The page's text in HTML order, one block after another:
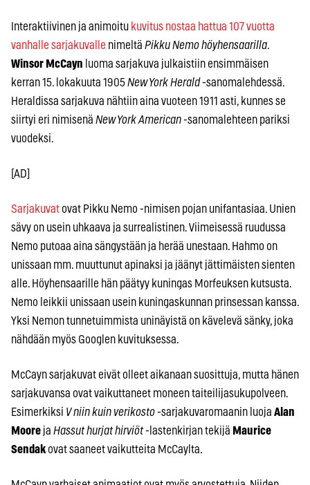
Interaktiivinen ja animoitu kuvitus nostaa hattua 107 vuotta
vanhalle sarjakuvalle nimeltä Pikku Nemo höyhensaarilla.
Winsor McCayn luoma sarjakuva julkaistiin ensimmäisen
kerran 15. lokakuuta 1905New York Herald-sanomalehdessä.
Heraldissa sarjakuva nähtiin aina vuoteen 1911 asti, kunnes se
siirtyi eri nimisenä New York American-sanomalehteen pariksi
vuodeksi.
[AD]
Sarjakuvat ovat Pikku Nemo -nimisen pojan unifantasiaa. Unien
sävy on usein uhkaava ja surrealistinen. Viimeisessä ruudussa
Nemo putoaa aina sängystään ja herää unestaan. Hahmo on
unissaan mm. muuttunut apinaksi ja jäänyt jättimäisten sienten
alle. Höyhensaarille hän päätyy kuningas Morfeuksen kutsusta.
Nemo leikkii unissaan usein kuningaskunnan prinsessan kanssa.
Yksi Nemon tunnetuimmista uninäyistä on kävelevä sänky, joka
nähdään myös Googlen kuvituksessa.
McCayn sarjakuvat eivät olleet aikanaan suosittuja, mutta hänen
sarjakuvansa ovat vaikuttaneet moneen taiteilijasukupolveen.
Esimerkiksi V niin kuin verikosto-sarjakuvaromaanin luoja Alan
Moore ja Hassut hurjat hirviöt-lastenkirjan tekijä Maurice
Sendak ovat saaneet vaikutteita McCaylta.